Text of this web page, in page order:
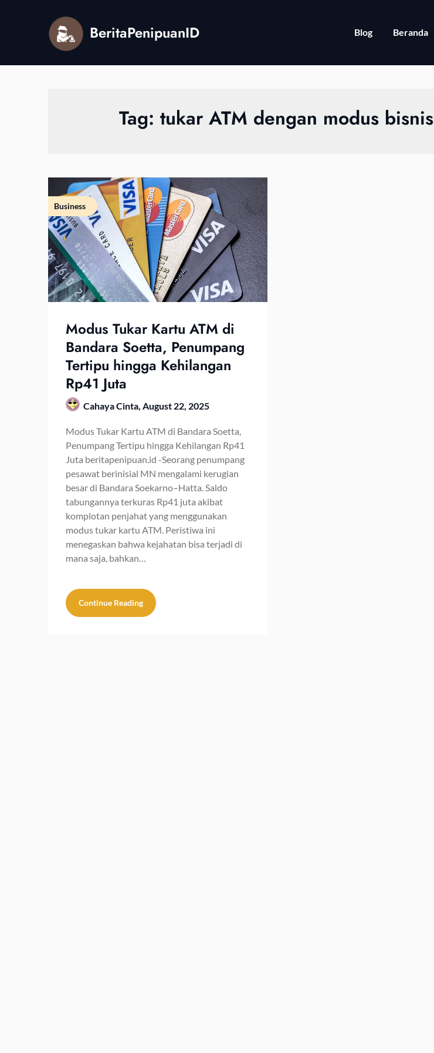
BeritaPenipuanID Blog Beranda
Tag:tukar ATM dengan modus bisnis
Business
Modus Tukar Kartu ATM di
Bandara Soetta, Penumpang
Tertipu hingga Kehilangan
Rp41 Juta
Cahaya Cinta, August 22, 2025
Modus Tukar Kartu ATM di Bandara Soetta,
Penumpang Tertipu hingga Kehilangan Rp41
Juta beritapenipuan.id -Seorang penumpang
pesawat berinisial MN mengalami kerugian
besar di Bandara Soekarno–Hatta. Saldo
tabungannya terkuras Rp41 juta akibat
komplotan penjahat yang menggunakan
modus tukar kartu ATM. Peristiwa ini
menegaskan bahwa kejahatan bisa terjadi di
mana saja, bahkan…
Continue Reading